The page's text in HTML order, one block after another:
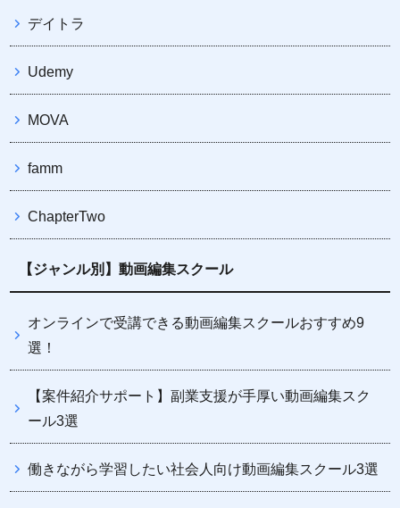
デイトラ
Udemy
MOVA
famm
ChapterTwo
【ジャンル別】動画編集スクール
オンラインで受講できる動画編集スクールおすすめ9
選！
【案件紹介サポート】副業支援が手厚い動画編集スク
ール3選
働きながら学習したい社会人向け動画編集スクール3選